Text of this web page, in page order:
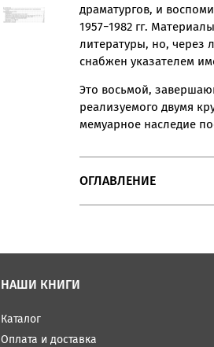
драматургов, и
1957−1982 гг.
литературы, но, через
снабжен указателем
Это восьмой,
реализуемого двумя
мемуарное наследие
ОГЛАВЛЕНИЕ
НАШИ КНИГИ
Каталог
Оплата и доставка